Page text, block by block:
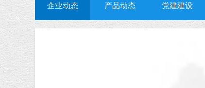
企业动态 产品动态 党建建设